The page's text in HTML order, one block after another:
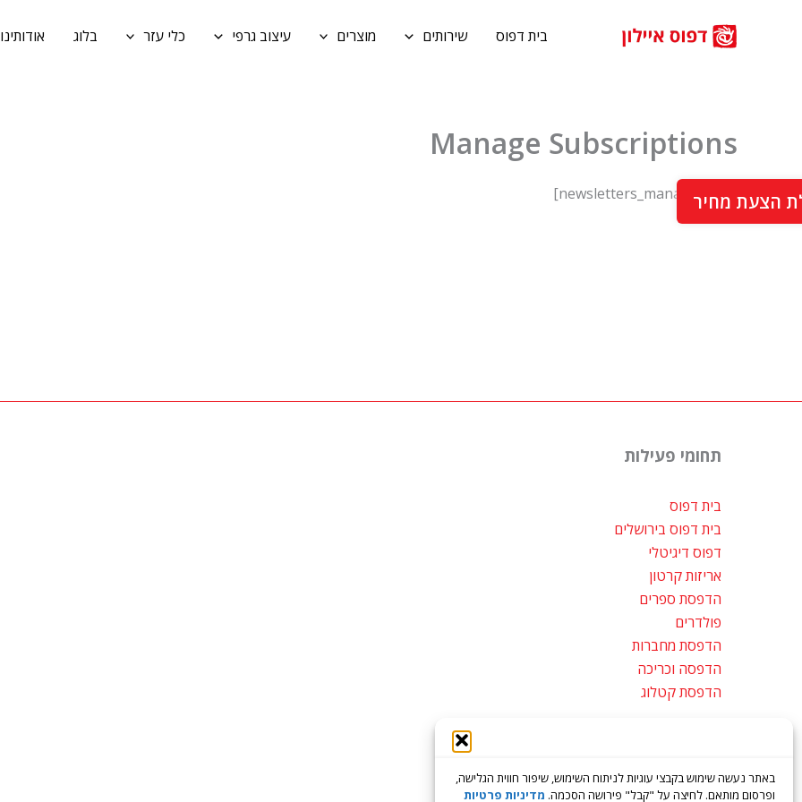
באתר נעשה שימוש בקבצי עוגיות לניתוח השימוש, שיפור חווית הגלישה,
ופרסום מותאם. לחיצה על "קבל" פירושה הסכמה. מדיניות פרטיות
בית דפוס שירותים מוצרים עיצוב גרפי כלי עזר בלוג אודותינו
Manage Subscriptions
[newsletters_management]
תחומי פעילות
בית דפוס
בית דפוס בירושלים
דפוס דיגיטלי
אריזות קרטון
הדפסת ספרים
פולדרים
הדפסת מחברות
הדפסה וכריכה
הדפסת קטלוג
הצעת מחיר